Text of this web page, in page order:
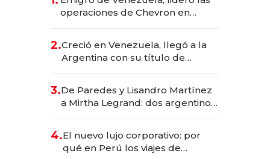
operaciones de Chevron en
2.Creció en Venezuela, llegó a la
Argentina con su título de
las marcas "fast premium"
3.De Paredes y Lisandro Martínez
a Mirtha Legrand: dos argentinos
4.El nuevo lujo corporativo: por
qué en Perú los viajes de